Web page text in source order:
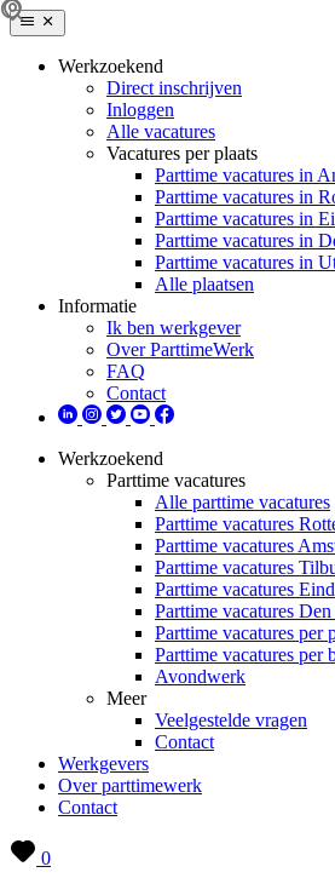
Werkzoekend
Direct inschrijven
Inloggen
Alle vacatures
Vacatures per plaats
Parttime vacatures in
Parttime vacatures in
Parttime vacatures in
Parttime vacatures in
Parttime vacatures in
Alle plaatsen
Informatie
Ik ben werkgever
Over ParttimeWerk
FAQ
Contact
Werkzoekend
Parttime vacatures
Alle parttime vacatures
Parttime vacatures
Parttime vacatures
Parttime vacatures
Parttime vacatures
Parttime vacatures
Parttime vacatures per
Parttime vacatures per
Avondwerk
Meer
Veelgestelde vragen
Contact
Werkgevers
Over parttimewerk
Contact
0